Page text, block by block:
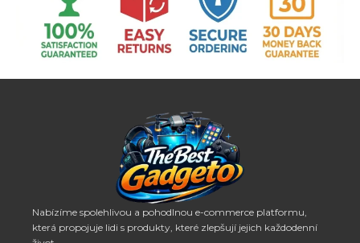
Nabízíme spolehlivou a pohodlnou e-commerce platformu,
která propojuje lidi s produkty, které zlepšují jejich každodenní